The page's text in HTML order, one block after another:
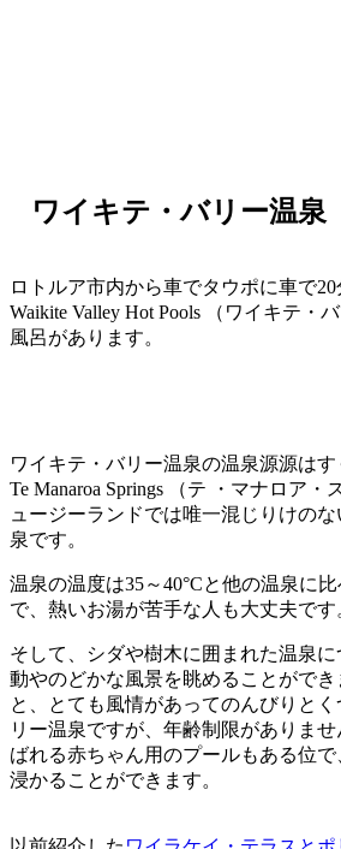
ワイキテ・バリー温泉
ロトルア市内から車でタウポに車で
Waikite Valley Hot Pools （ワイキテ・
風呂があります。
ワイキテ・バリー温泉の温泉源源は
Te Manaroa Springs （テ ・マナロア
ュージーランドでは唯一混じりけのな
泉です。
温泉の温度は35～40°Cと他の温泉に
で、熱いお湯が苦手な人も大丈夫です
そして、シダや樹木に囲まれた温泉
動やのどかな風景を眺めることができ
と、とても風情があってのんびりと
リー温泉ですが、年齢制限がありませ
ばれる赤ちゃん用のプールもある位
浸かることができます。